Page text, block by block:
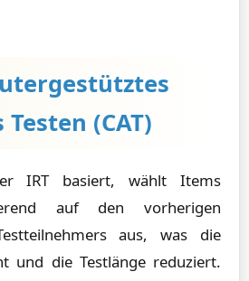
(CAT)
IRT basiert, wählt Items
auf den vorherigen
aus, was die
und die Testlänge reduziert.